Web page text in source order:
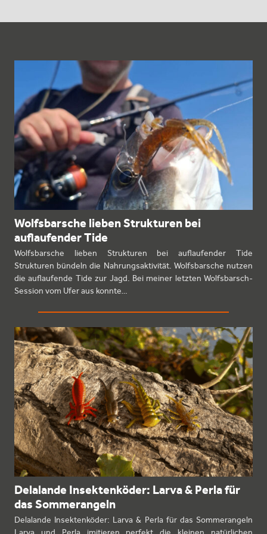
Wolfsbarsche lieben Strukturen bei
auflaufender Tide
Wolfsbarsche lieben Strukturen bei auflaufender Tide
Strukturen bündeln die Nahrungsaktivität. Wolfsbarsche nutzen
die auflaufende Tide zur Jagd. Bei meiner letzten Wolfsbarsch-
Session vom Ufer aus konnte…
Delalande Insektenköder: Larva & Perla für
das Sommerangeln
Delalande Insektenköder: Larva & Perla für das Sommerangeln